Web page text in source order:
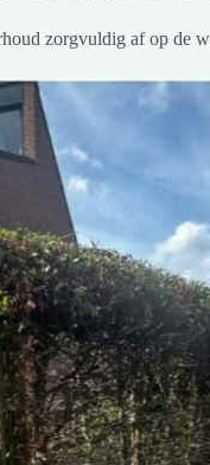
zorgvuldig af op de